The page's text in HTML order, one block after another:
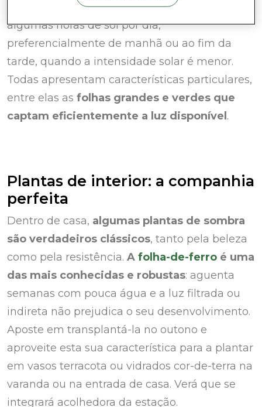
destas, outras plantas preferem apenas
algumas horas de sol por dia,
preferencialmente de manhã ou ao fim da
tarde, quando a intensidade solar é menor.
Todas apresentam características particulares,
entre elas as folhas grandes e verdes que
captam eficientemente a luz disponível .
Plantas de interior: a companhia
perfeita
Dentro de casa, algumas plantas de sombra
são verdadeiros clássicos, tanto pela beleza
como pela resistência. A folha-de-ferro é uma
das mais conhecidas e robustas: aguenta
semanas com pouca água e a luz filtrada ou
indireta não prejudica o seu desenvolvimento.
Aposte em transplantá-la no outono e
aproveite esta sua característica para a plantar
em vasos terracota ou vidrados cor-de-terra na
varanda ou na entrada de casa. Verá que se
integrará acolhedora da estação.